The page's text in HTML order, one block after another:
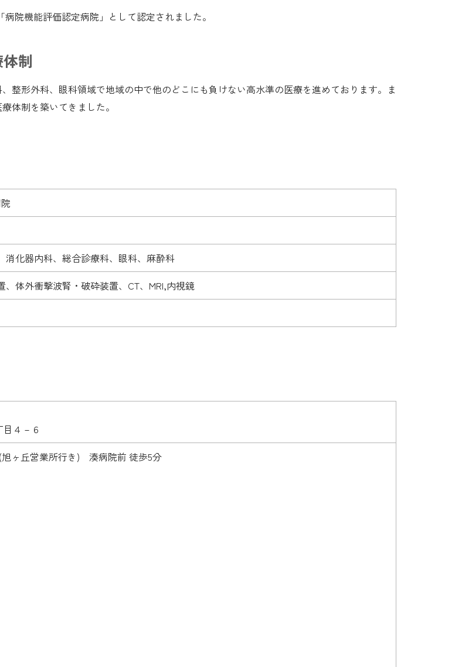
院機能評価認定病院」として認定されました。
制
整形外科、眼科領域で地域の中で他のどこにも負けない高水準の医療を進めております。ま
体制を築いてきました。
消化器内科、総合診療科、眼科、麻酔科
体外衝撃波腎・破砕装置、CT、MRI,内視鏡
４－６
旭ヶ丘営業所行き) 湊病院前 徒歩5分